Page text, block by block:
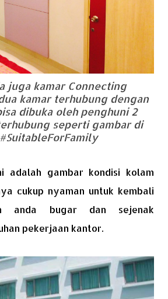
juga kamar Connecting
kamar terhubung dengan
dibuka oleh penghuni 2
seperti gambar di
adalah gambar kondisi kolam
cukup nyaman untuk kembali
anda bugar dan sejenak
pekerjaan kantor.